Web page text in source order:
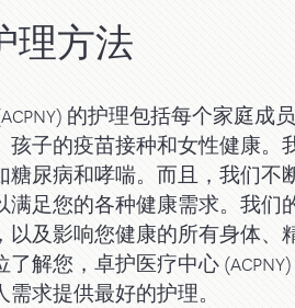
理方法
的护理包括每个家庭成
孩子的疫苗接种和女性健康。
糖尿病和哮喘。而且，我们不
满足您的各种健康需求。我们
以及影响您健康的所有身体、
解您，卓护医疗中心
求提供最好的护理。